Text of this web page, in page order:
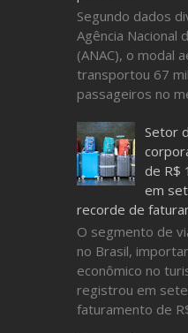
Segundo dados
Agência Nacional
(ANAC), o modal
transportou 67
passageiros no
Setor
de R$
em
recorde de
O segmento de
no Brasil,
econômico no
registrou em
faturamento de